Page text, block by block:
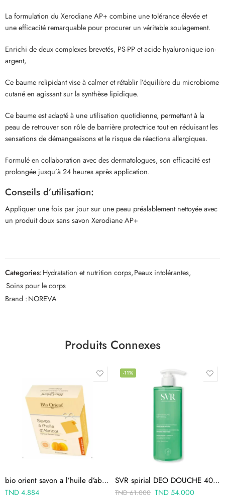
La formulation du Xerodiane AP+ combine une tolérance élevée et
une efficacité remarquable pour procurer un véritable soulagement.
Enrichi de deux complexes brevetés, PS-PP et acide hyaluronique-ion-
argent,
Ce baume relipidant vise à calmer et rétablir l’équilibre du microbiome
cutané en agissant sur la synthèse lipidique.
Ce baume est adapté à une utilisation quotidienne, permettant à la
peau de retrouver son rôle de barrière protectrice tout en réduisant les
sensations de démangeaisons et le risque de réactions allergiques.
Formulé en collaboration avec des dermatologues, son efficacité est
prolongée jusqu’à 24 heures après application.
Conseils d’utilisation:
Appliquer une fois par jour sur une peau préalablement nettoyée avec
un produit doux sans savon Xerodiane AP+
Categories:Hydratation et nutrition corps,Peaux intolérantes,
Soins pour le corps
Brand :NOREVA
Produits Connexes
bio orient savon a l’huile d’abricot anti taches 90g
TND4.884
-11%
SVR spirial DEO DOUCHE 400ml
TND61.000 TND54.000